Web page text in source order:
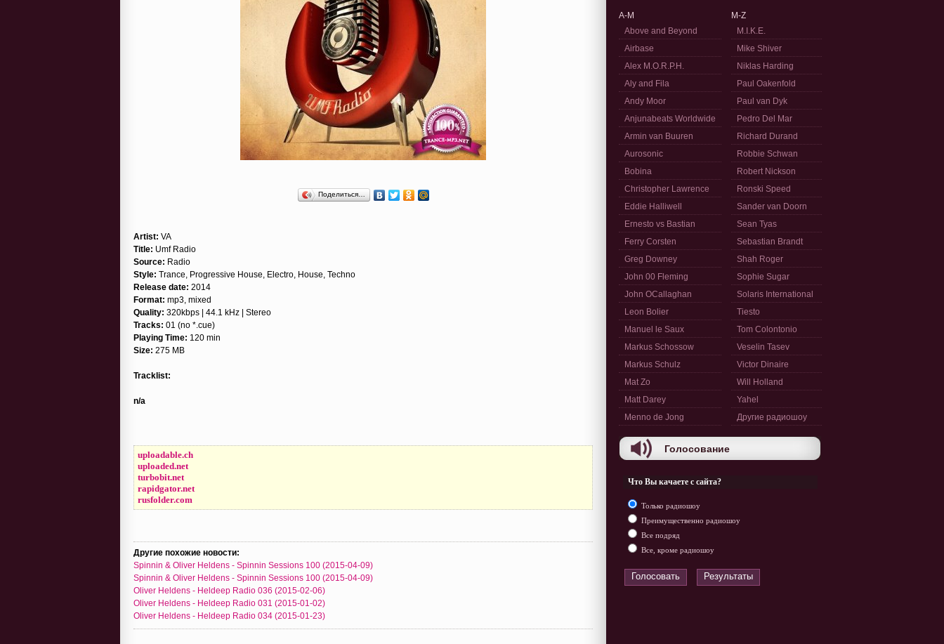
Поделиться…
Artist: VA
Title: Umf Radio
Source: Radio
Style: Trance, Progressive House, Electro, House, Techno
Release date: 2014
Format: mp3, mixed
Quality: 320kbps | 44.1 kHz | Stereo
Tracks: 01 (no *.cue)
Playing Time: 120 min
Size: 275 MB
Tracklist:
n/a
uploadable.ch
uploaded.net
turbobit.net
rapidgator.net
rusfolder.com
Другие похожие новости:
Spinnin & Oliver Heldens - Spinnin Sessions 100 (2015-04-09)
Spinnin & Oliver Heldens - Spinnin Sessions 100 (2015-04-09)
Oliver Heldens - Heldeep Radio 036 (2015-02-06)
Oliver Heldens - Heldeep Radio 031 (2015-01-02)
Oliver Heldens - Heldeep Radio 034 (2015-01-23)
A-M
Above and Beyond
Airbase
Alex M.O.R.P.H.
Aly and Fila
Andy Moor
Anjunabeats Worldwide
Armin van Buuren
Aurosonic
Bobina
Christopher Lawrence
Eddie Halliwell
Ernesto vs Bastian
Ferry Corsten
Greg Downey
John 00 Fleming
John OCallaghan
Leon Bolier
Manuel le Saux
Markus Schossow
Markus Schulz
Mat Zo
Matt Darey
Menno de Jong
M-Z
M.I.K.E.
Mike Shiver
Niklas Harding
Paul Oakenfold
Paul van Dyk
Pedro Del Mar
Richard Durand
Robbie Schwan
Robert Nickson
Ronski Speed
Sander van Doorn
Sean Tyas
Sebastian Brandt
Shah Roger
Sophie Sugar
Solaris International
Tiesto
Tom Colontonio
Veselin Tasev
Victor Dinaire
Will Holland
Yahel
Другие радиошоу
Голосование
Что Вы качаете с сайта?
Только радиошоу
Преимущественно радиошоу
Все подряд
Все, кроме радиошоу
Голосовать Результаты